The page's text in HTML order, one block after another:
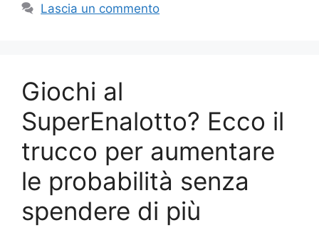
Lascia un commento
Giochi al
SuperEnalotto? Ecco il
trucco per aumentare
le probabilità senza
spendere di più